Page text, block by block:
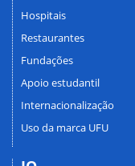
Hospitais
Restaurantes
Fundações
Apoio estudantil
Internacionalização
Uso da marca UFU